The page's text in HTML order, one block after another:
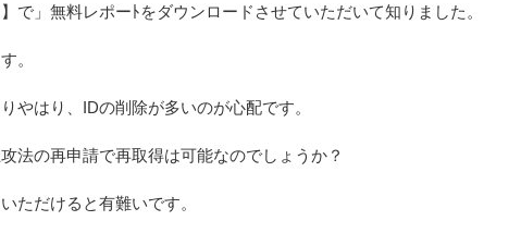
で」無料レポーﾄをダウンロードさせていただいて知りました。
。
やはり、IDの削除が多いのが心配です。
法の再申請で再取得は可能なのでしょうか？
ただけると有難いです。